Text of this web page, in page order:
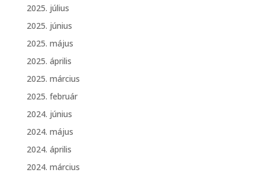
2025. július
2025. június
2025. május
2025. április
2025. március
2025. február
2024. június
2024. május
2024. április
2024. március